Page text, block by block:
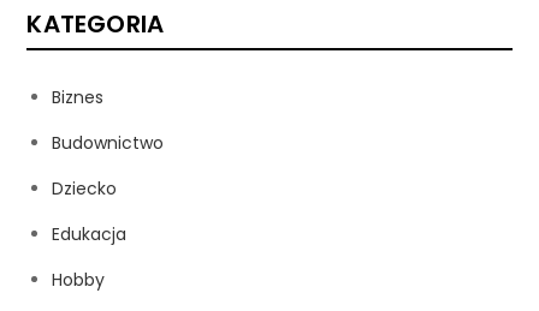
KATEGORIA
Biznes
Budownictwo
Dziecko
Edukacja
Hobby